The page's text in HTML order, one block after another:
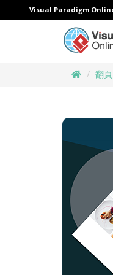
Visual Paradigm
翻